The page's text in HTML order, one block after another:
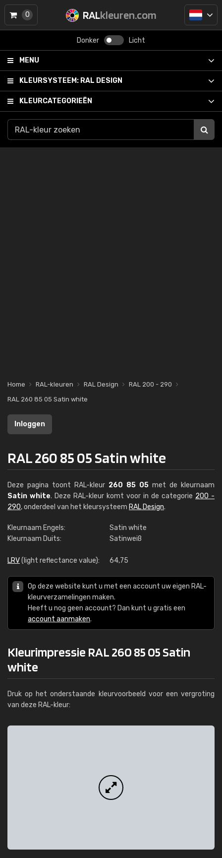
RALkleuren.com
Donker Licht
MENU
KLEURSYSTEEM: RAL DESIGN
KLEURCATEGORIEËN
0
Home RAL-kleuren RAL Design
RAL 200 - 290
RAL 260 85 05 Satin white
Inloggen
RAL 260 85 05 Satin white
Deze pagina toont RAL-kleur 260 85 05 met de kleurnaam
Satin white. Deze RAL-kleur komt voor in de categorie 200 -
290, onderdeel van het kleursysteem RAL Design.
Kleurnaam Engels:
Satin white
Kleurnaam Duits:
Satinweiß
LRV(light reflectance value): 64,75
Op deze website kunt u met een account uw eigen RAL-
kleurverzamelingen maken.
Heeft u nog geen account? Dan kunt u gratis een
account aanmaken.
Kleurimpressie RAL 260 85 05 Satin
white
Druk op het onderstaande kleurvoorbeeld voor een vergroting
van deze RAL-kleur: